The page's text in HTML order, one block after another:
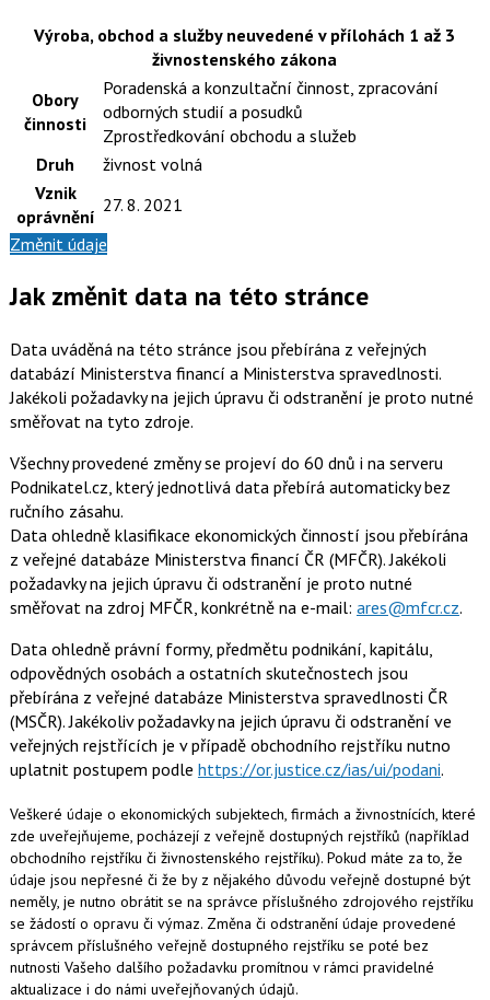
Výroba, obchod a služby neuvedené v přílohách 1 až 3
živnostenského zákona
Obory
činnosti
Poradenská a konzultační činnost, zpracování
odborných studií a posudků
Zprostředkování obchodu a služeb
Druh
živnost volná
Vznik
oprávnění
27. 8. 2021
Změnit údaje
Jak změnit data na této stránce
Data uváděná na této stránce jsou přebírána z veřejných
databází Ministerstva financí a Ministerstva spravedlnosti.
Jakékoli požadavky na jejich úpravu či odstranění je proto nutné
směřovat na tyto zdroje.
Všechny provedené změny se projeví do 60 dnů i na serveru
Podnikatel.cz, který jednotlivá data přebírá automaticky bez
ručního zásahu.
Data ohledně klasifikace ekonomických činností jsou přebírána
z veřejné databáze Ministerstva financí ČR (MFČR). Jakékoli
požadavky na jejich úpravu či odstranění je proto nutné
směřovat na zdroj MFČR, konkrétně na e-mail: ares@mfcr.cz.
Data ohledně právní formy, předmětu podnikání, kapitálu,
odpovědných osobách a ostatních skutečnostech jsou
přebírána z veřejné databáze Ministerstva spravedlnosti ČR
(MSČR). Jakékoliv požadavky na jejich úpravu či odstranění ve
veřejných rejstřících je v případě obchodního rejstříku nutno
uplatnit postupem podle https://or.justice.cz/ias/ui/podani.
Veškeré údaje o ekonomických subjektech, firmách a živnostnících, které
zde uveřejňujeme, pocházejí z veřejně dostupných rejstříků (například
obchodního rejstříku či živnostenského rejstříku). Pokud máte za to, že
údaje jsou nepřesné či že by z nějakého důvodu veřejně dostupné být
neměly, je nutno obrátit se na správce příslušného zdrojového rejstříku
se žádostí o opravu či výmaz. Změna či odstranění údaje provedené
správcem příslušného veřejně dostupného rejstříku se poté bez
nutnosti Vašeho dalšího požadavku promítnou v rámci pravidelné
aktualizace i do námi uveřejňovaných údajů.